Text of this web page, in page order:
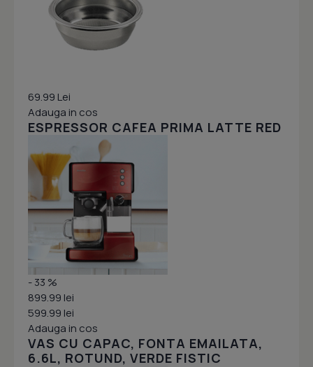
69.99 Lei
Adauga in cos
ESPRESSOR CAFEA PRIMA LATTE RED
- 33 %
899.99 lei
599.99 lei
Adauga in cos
VAS CU CAPAC, FONTA EMAILATA,
6.6L, ROTUND, VERDE FISTIC